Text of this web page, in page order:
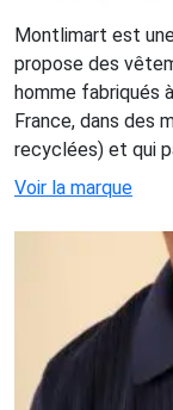
Montlimart est
propose des
homme fabriqués
France, dans des
recyclées) et qui
Voir la marque